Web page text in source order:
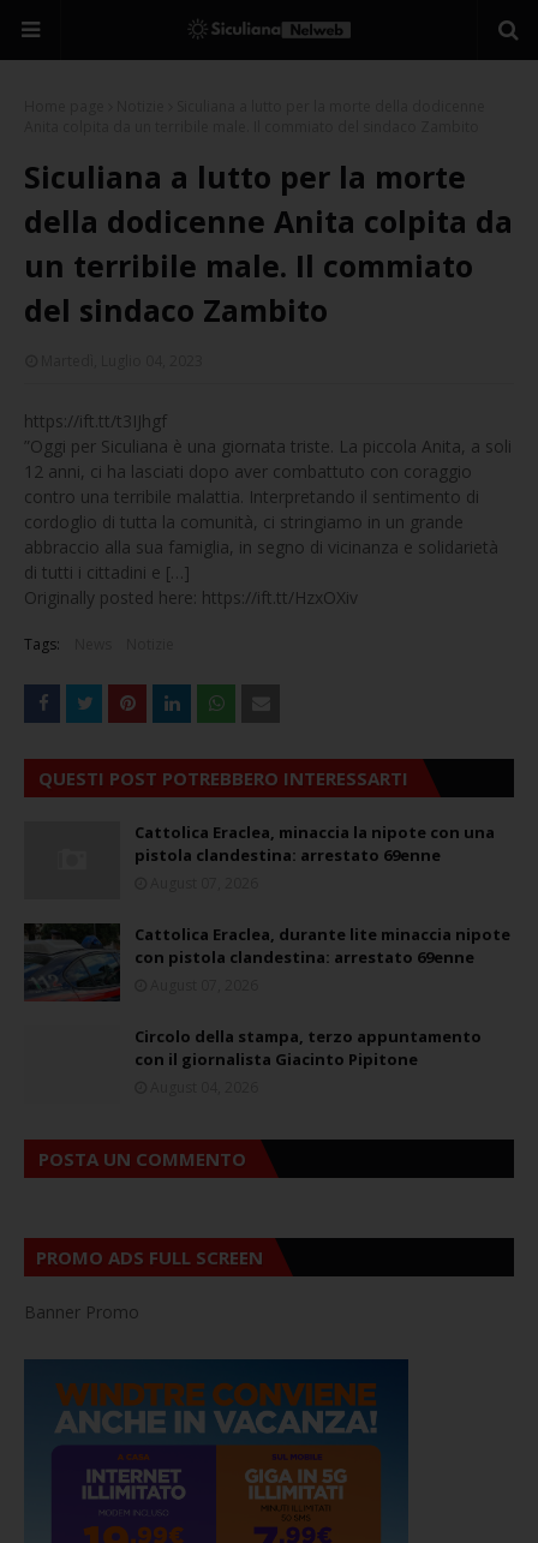
Siculiana a lutto per la morte
della dodicenne Anita colpita da
un terribile male. Il commiato
del sindaco Zambito
https://ift.tt/t3IJhgf
”Oggi per Siculiana è una giornata triste. La piccola Anita, a soli
12 anni, ci ha lasciati dopo aver combattuto con coraggio
contro una terribile malattia. Interpretando il sentimento di
cordoglio di tutta la comunità, ci stringiamo in un grande
abbraccio alla sua famiglia, in segno di vicinanza e solidarietà
di tutti i cittadini e […]
Originally posted here: https://ift.tt/HzxOXiv
Tags:
QUESTI POST POTREBBERO INTERESSARTI
Cattolica Eraclea, minaccia la nipote con una
pistola clandestina: arrestato 69enne
Cattolica Eraclea, durante lite minaccia nipote
con pistola clandestina: arrestato 69enne
Circolo della stampa, terzo appuntamento
con il giornalista Giacinto Pipitone
POSTA UN COMMENTO
PROMO ADS FULL SCREEN
Banner Promo